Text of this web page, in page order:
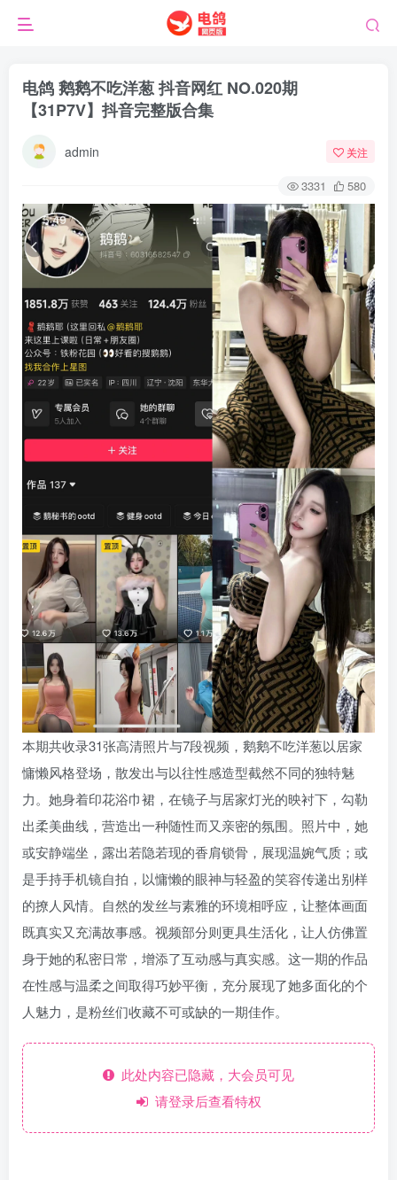
电鸽 鹅鹅不吃洋葱 抖音网红 NO.020期
【31P7V】抖音完整版合集
admin 关注
3331 580
本期共收录31张高清照片与7段视频，鹅鹅不吃洋葱以居家
慵懒风格登场，散发出与以往性感造型截然不同的独特魅
力。她身着印花浴巾裙，在镜子与居家灯光的映衬下，勾勒
出柔美曲线，营造出一种随性而又亲密的氛围。照片中，她
或安静端坐，露出若隐若现的香肩锁骨，展现温婉气质；或
是手持手机镜自拍，以慵懒的眼神与轻盈的笑容传递出别样
的撩人风情。自然的发丝与素雅的环境相呼应，让整体画面
既真实又充满故事感。视频部分则更具生活化，让人仿佛置
身于她的私密日常，增添了互动感与真实感。这一期的作品
在性感与温柔之间取得巧妙平衡，充分展现了她多面化的个
人魅力，是粉丝们收藏不可或缺的一期佳作。
此处内容已隐藏，大会员可见
请登录后查看特权